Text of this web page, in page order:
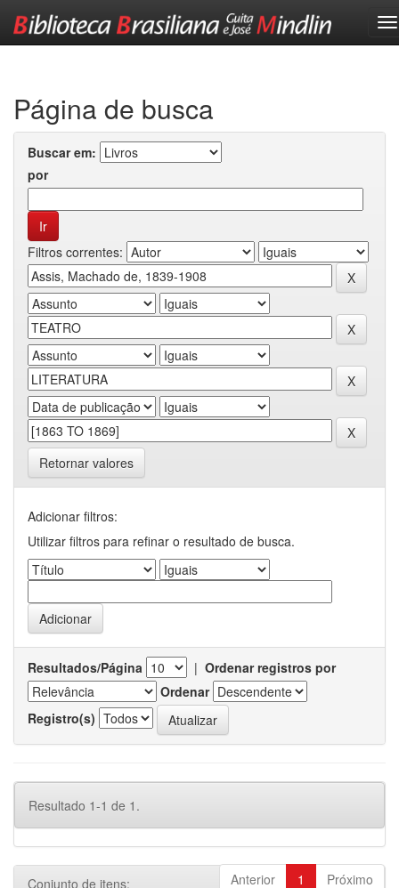
Página de busca
Buscar em:
por
Filtros correntes:
Retornar valores
Adicionar filtros:
Utilizar filtros para refinar o resultado de busca.
Resultados/Página | Ordenar registros por
Ordenar
Registro(s)
Resultado 1-1 de 1.
Anterior 1 Próximo
Conjunto de itens: